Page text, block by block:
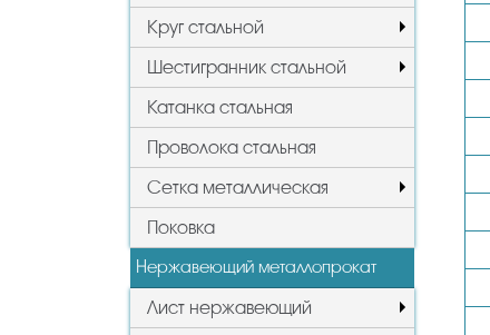
Круг стальной
Шестигранник стальной
Катанка стальная
Проволока стальная
Сетка металлическая
Поковка
Нержавеющий металлопрокат
Лист нержавеющий